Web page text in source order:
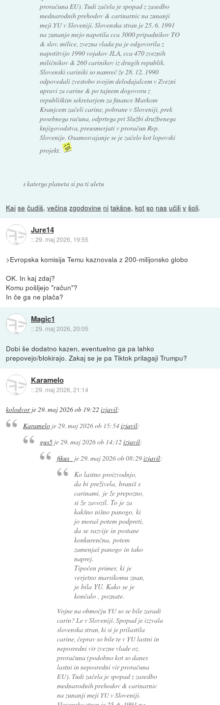
proračuna EU). Tudi začela je spopad z zasedbo
mednarodnih prehodov & carinarnic na zunanji
meji YU v Sloveniji. Slovenska stran je 25. 6. 1991
na zunanjo mejo napotila cca 3000 pripadnikov TO
& slov. milice, zvezna vlada pa je odgovorila z
napotitvijo 1990 vojakov JLA, cca 470 zveznih
miličnikov & 260 carinikov iz drugih republik.
Slovenski cariniki so namreč že 28. 12. 1990
odpovedali zvestobo svojim delodajalcem v Zvezni
upravi za carine & po tajnem dogovoru z
republiškim sekretarjem za finance Markom
Kranjcem začeli carine, pobrane v Sloveniji, prek
posebnega računa, odprtega pri Službi družbenega
knjigovodstva, preusmerjati v proračun Rep.
Slovenije. Osamosvajanje se je začelo kot lopovski
projekt.
s katerga planeta si pa ti uletu
Kaj se čudiš,večina zgodovine ni takšne,kot so nas učili v šoli.
Jure14
::29. maj 2026, 19:55
>Evropska komisija Temu kaznovala z 200-milijonsko globo
OK. In kaj zdaj?
Komu pošljejo "račun"?
In če ga ne plača?
Magic1
::29. maj 2026, 20:05
Dobi še dodatno kazen, eventuelno ga pa lahko
prepovejo/blokirajo. Zakaj se je pa Tiktok prilagaji Trumpu?
Karamelo
::29. maj 2026, 21:14
kolodvorje 29. maj 2026 ob 19:22 izjavil:
Karameloje29. maj 2026 ob 15:54izjavil:
gus5 je29. maj 2026 ob 14:12izjavil:
fikus_ je 29. maj 2026 ob 08:29izjavil:
Ko lastno proizvodnjo,
da bi preživela, braniš s
carinami, je že prepozno,
si že zavozil. To je za
kakšno nišno panogo, ki
jo moraš potem podpreti,
da se razvije in postane
konkurenčna, potem
zamenjaš panogo in tako
naprej.
Tipočen primer, ki je
verjetno marsikomu znan,
je bila YU. Kako se je
končalo , poznate.
Vojne na območju YU so se bile zaradi
carin? Le v Sloveniji. Spopad je izzvala
slovenska stran, ki si je prilastila
carine, čeprav so bile te v YU lastni in
neposredni vir zvezne vlade oz.
proračuna (podobno kot so danes
lastni in neposredni vir proračuna
EU). Tudi začela je spopad z zasedbo
mednarodnih prehodov & carinarnic
na zunanji meji YU v Sloveniji.